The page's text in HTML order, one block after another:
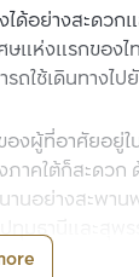
อย่างสะดวก
ห่งแรกของไ
ใช้เดินทางไ
ผู้ที่อาศัยอยู่ใ
ภาคใต้ก็สะด
านอย่างสะพา
ทุมธานีและสุพร